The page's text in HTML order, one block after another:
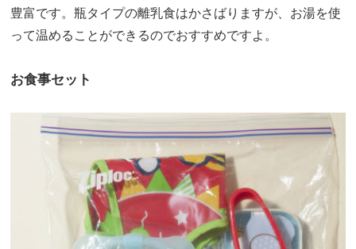
豊富です。瓶タイプの離乳食はかさばりますが、お湯を使
って温めることができるのでおすすめですよ。
お食事セット